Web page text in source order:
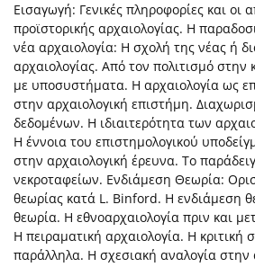
Εισαγωγή: Γενικές πληροφορίες και οι
προϊστορικής αρχαιολογίας. Η
νέα αρχαιολογία: Η σχολή της νέας ή
αρχαιολογίας. Από τον πολιτισμό
με υποσυστήματα. Η αρχαιολογία ως
στην αρχαιολογική επιστήμη.
δεδομένων. Η ιδιαιτερότητα των
Η έννοια του επιστημολογικού
στην αρχαιολογική έρευνα. Το
νεκροταφείων. Ενδιάμεση Θεωρία:
θεωρίας κατά L. Binford. Η ενδιάμεση
θεωρία. Η εθνοαρχαιολογία πριν και
Η πειραματική αρχαιολογία. Η κριτική
παράλληλα. Η σχεσιακή αναλογία στην